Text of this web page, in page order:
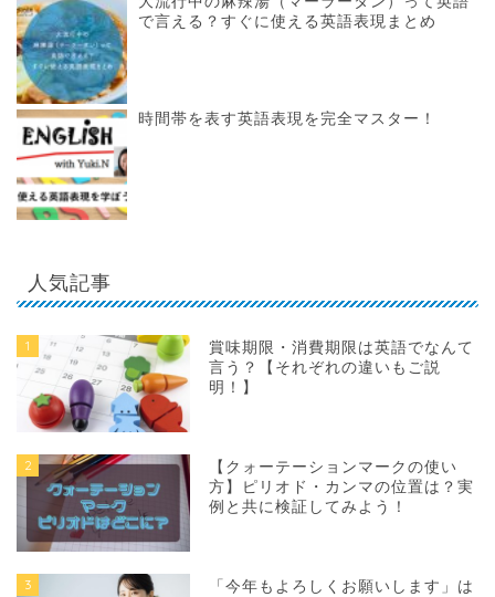
で言える？すぐに使える英語表現まとめ
時間帯を表す英語表現を完全マスター！
人気記事
1
賞味期限・消費期限は英語でなんて
言う？【それぞれの違いもご説
明！】
2
【クォーテーションマークの使い
方】ピリオド・カンマの位置は？実
例と共に検証してみよう！
3
「今年もよろしくお願いします」は